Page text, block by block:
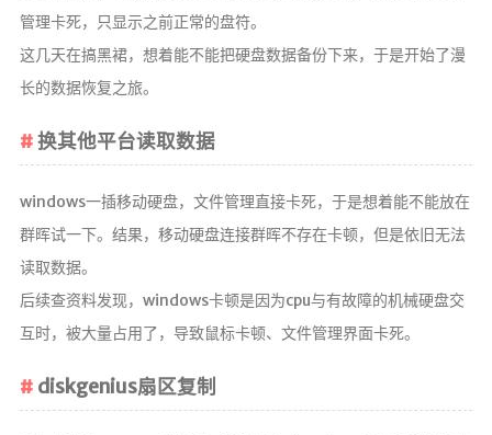
管理卡死，只显示之前正常的盘符。
这几天在搞黑裙，想着能不能把硬盘数据备份下来，于是开始了漫
长的数据恢复之旅。
换其他平台读取数据
windows一插移动硬盘，文件管理直接卡死，于是想着能不能放在
群晖试一下。结果，移动硬盘连接群晖不存在卡顿，但是依旧无法
读取数据。
后续查资料发现，windows卡顿是因为cpu与有故障的机械硬盘交
互时，被大量占用了，导致鼠标卡顿、文件管理界面卡死。
diskgenius扇区复制
RSS